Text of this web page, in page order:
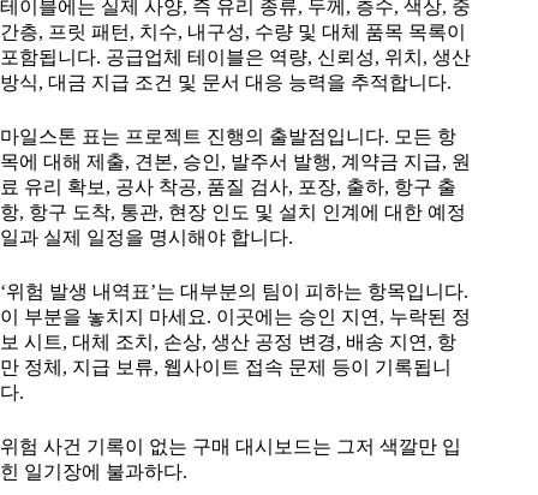
테이블에는 실제 사양, 즉 유리 종류, 두께, 층수, 색상, 중
간층, 프릿 패턴, 치수, 내구성, 수량 및 대체 품목 목록이
포함됩니다. 공급업체 테이블은 역량, 신뢰성, 위치, 생산
방식, 대금 지급 조건 및 문서 대응 능력을 추적합니다.
마일스톤 표는 프로젝트 진행의 출발점입니다. 모든 항
목에 대해 제출, 견본, 승인, 발주서 발행, 계약금 지급, 원
료 유리 확보, 공사 착공, 품질 검사, 포장, 출하, 항구 출
항, 항구 도착, 통관, 현장 인도 및 설치 인계에 대한 예정
일과 실제 일정을 명시해야 합니다.
‘위험 발생 내역표’는 대부분의 팀이 피하는 항목입니다.
이 부분을 놓치지 마세요. 이곳에는 승인 지연, 누락된 정
보 시트, 대체 조치, 손상, 생산 공정 변경, 배송 지연, 항
만 정체, 지급 보류, 웹사이트 접속 문제 등이 기록됩니
다.
위험 사건 기록이 없는 구매 대시보드는 그저 색깔만 입
힌 일기장에 불과하다.